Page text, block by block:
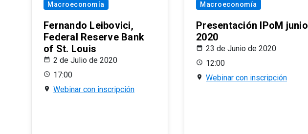
Macroeconomía
Fernando Leibovici,
Federal Reserve Bank
of St. Louis
2 de Julio de 2020
17:00
Webinar con inscripción
Macroeconomía
Presentación IPoM junio
2020
23 de Junio de 2020
12:00
Webinar con inscripción